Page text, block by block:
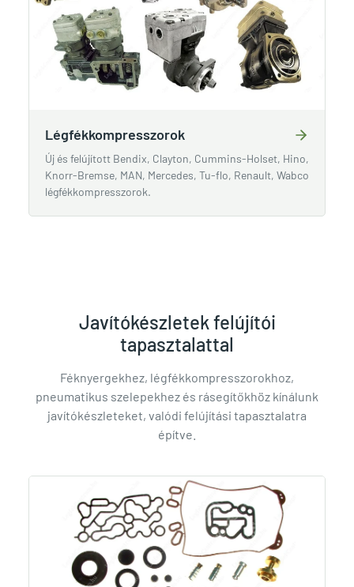
Légfékkompresszorok
Új és felújított Bendix, Clayton, Cummins-Holset, Hino,
Knorr-Bremse, MAN, Mercedes, Tu-flo, Renault, Wabco
légfékkompresszorok.
Javítókészletek felújítói
tapasztalattal
Féknyergekhez, légfékkompresszorokhoz,
pneumatikus szelepekhez és rásegítőkhöz kínálunk
javítókészleteket, valódi felújítási tapasztalatra
építve.